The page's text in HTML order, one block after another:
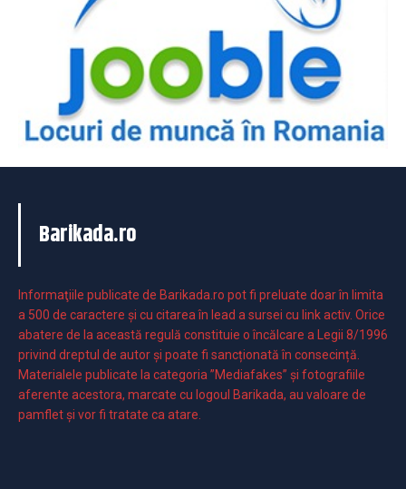
Barikada.ro
Informaţiile publicate de Barikada.ro pot fi preluate doar în limita
a 500 de caractere şi cu citarea în lead a sursei cu link activ. Orice
abatere de la această regulă constituie o încălcare a Legii 8/1996
privind dreptul de autor și poate fi sancționată în consecință.
Materialele publicate la categoria ”Mediafakes” și fotografiile
aferente acestora, marcate cu logoul Barikada, au valoare de
pamflet și vor fi tratate ca atare.